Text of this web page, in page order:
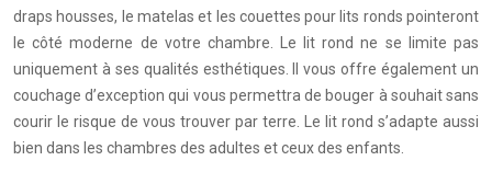
draps housses, le matelas et les couettes pour lits ronds pointeront
le côté moderne de votre chambre. Le lit rond ne se limite pas
uniquement à ses qualités esthétiques. Il vous offre également un
couchage d’exception qui vous permettra de bouger à souhait sans
courir le risque de vous trouver par terre. Le lit rond s’adapte aussi
bien dans les chambres des adultes et ceux des enfants.